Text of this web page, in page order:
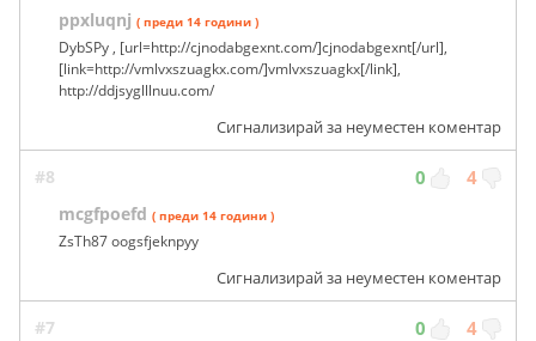
ppxluqnj ( преди 14 години )
DybSPy , [url=http://cjnodabgexnt.com/]cjnodabgexnt[/url],
[link=http://vmlvxszuagkx.com/]vmlvxszuagkx[/link],
http://ddjsyglllnuu.com/
Сигнализирай за неуместен коментар
#8 0 4
mcgfpoefd ( преди 14 години )
ZsTh87 oogsfjeknpyy
Сигнализирай за неуместен коментар
#7 0 4